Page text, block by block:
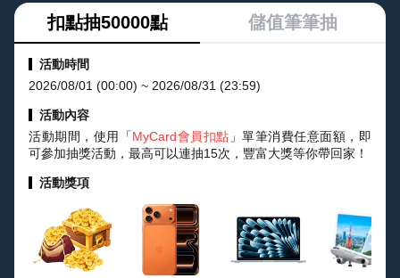
扣點抽50000點 儲值筆筆抽
活動時間
2026/08/01 (00:00) ~ 2026/08/31 (23:59)
活動內容
活動期間，使用「MyCard會員扣點 」單筆消費任意面額，即
可參加抽獎活動，最高可以連抽15次，豐富大獎等你帶回家！
活動獎項